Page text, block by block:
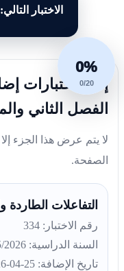
الاختبار
0%
0/20
إليك اختبارات
الفصل الثاني
لا يتم عرض هذا الجزء
الصفحة.
التفاعلات الطاردة
رقم الاختبار: 334
السنة الدراسية: 2025/2026
تاريخ الإضافة: 25-04-2026